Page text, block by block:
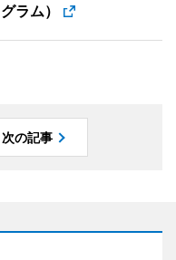
ラム）
次の記事